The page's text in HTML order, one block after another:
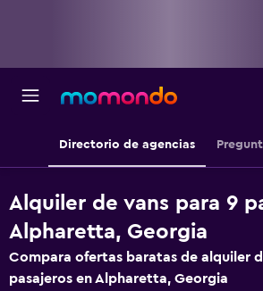
Directorio de agencias
Alquiler de vans para 9
Alpharetta, Georgia
Compara ofertas baratas de alquiler
pasajeros en Alpharetta, Georgia